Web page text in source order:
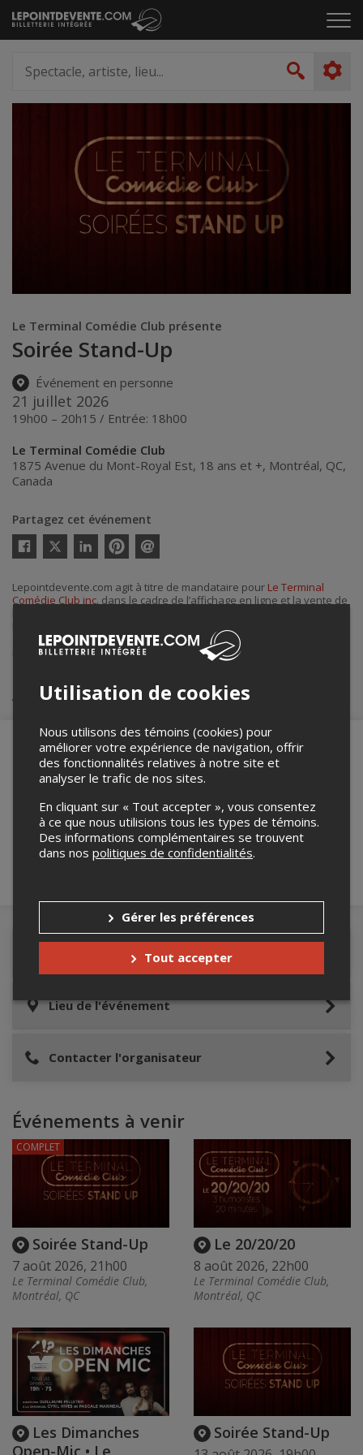
Passer
au
le
artiste,
lieu...
Le Terminal Comédie Club présente
Soirée Stand-Up
Événement en personne
21 juillet 2026
19h00 – 20h15 / Entrée: 18h00
Le Terminal Comédie Club
1875 Avenue du Mont-Royal Est, 18 ans et +, Montréal, QC,
Canada
Partagez cet événement
Twitter
courriel
Lepointdevente.com agit à titre de mandataire pour Le Terminal
Comédie Club inc. dans le cadre de l’affichage en ligne et la vente de
contacter l’organisateur de l’événement,Le Terminal Comédie Club
, àinfo@leterminalcomedieclub.comou au+1 438-888-3364
Achat de billets
Merci de confirmer que vous n'êtes pas un
robot ci-bas.
Détails de l'événement
Lieu de l'événement
Contacter l'organisateur
Événements à venir
Soirée Stand-Up
7 août 2026, 21h00
Le Terminal Comédie Club,
Montréal, QC
COMPLET
Le 20/20/20
8 août 2026, 22h00
Le Terminal Comédie Club,
Montréal, QC
Les Dimanches
Open-Mic • Le
Soirée Stand-Up
Utilisation de cookies
Nous utilisons des témoins (cookies) pour
améliorer votre expérience de navigation, offrir
des fonctionnalités relatives à notre site et
analyser le trafic de nos sites.
En cliquant sur « Tout accepter », vous consentez
à ce que nous utilisions tous les types de témoins.
Des informations complémentaires se trouvent
dans nos politiques de confidentialités.
Gérer les préférences
Tout accepter